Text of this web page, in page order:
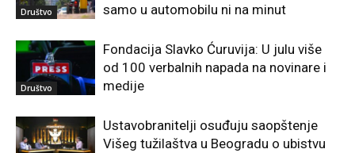
Društvo
samo u automobilu ni na minut
Društvo
Fondacija Slavko Ćuruvija: U julu više
od 100 verbalnih napada na novinare i
medije
Ustavobranitelji osuđuju saopštenje
Višeg tužilaštva u Beogradu o ubistvu